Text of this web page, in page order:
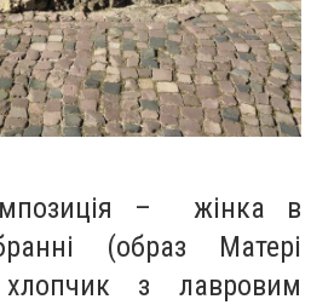
– жінка в
(образ Матері
з лавровим